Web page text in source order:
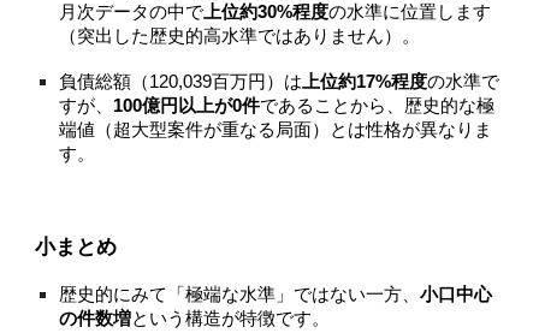
月次データの中で 上位約30%程度の水準に位置します
（突出した歴史的高水準ではありません）。
負債総額（120,039百万円）は 上位約17%程度の水準で
すが、 100億円以上が0件であることから、歴史的な極
端値（超大型案件が重なる局面）とは性格が異なりま
す。
小まとめ
歴史的にみて「極端な水準」ではない一方、小口中心
の件数増という構造が特徴です。